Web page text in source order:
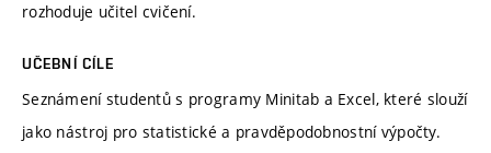
rozhoduje učitel cvičení.
UČEBNÍ CÍLE
Seznámení studentů s programy Minitab a Excel, které slouží
jako nástroj pro statistické a pravděpodobnostní výpočty.